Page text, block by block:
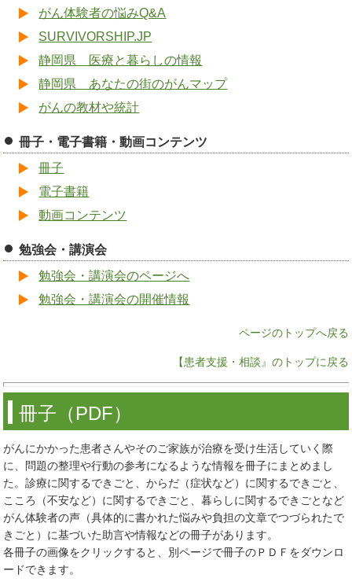
がん体験者の悩みQ&A
SURVIVORSHIP.JP
静岡県 医療と暮らしの情報
静岡県 あなたの街のがんマップ
がんの教材や統計
冊子・電子書籍・動画コンテンツ
冊子
電子書籍
動画コンテンツ
勉強会・講演会
勉強会・講演会のページへ
勉強会・講演会の開催情報
ページのトップへ戻る
【患者支援・相談』のトップに戻る
冊子（PDF）
がんにかかった患者さんやそのご家族が治療を受け生活していく際
に、問題の整理や行動の参考になるような情報を冊子にまとめまし
た。診療に関するできごと、からだ（症状など）に関するできごと、
こころ（不安など）に関するできごと、暮らしに関するできごとなど
がん体験者の声（具体的に書かれた悩みや負担の文章でつづられたで
きごと）に基づいた助言や情報などの冊子があります。
各冊子の画像をクリックすると、別ページで冊子のＰＤＦをダウンロ
ードできます。